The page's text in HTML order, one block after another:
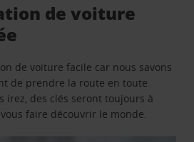
de voiture
de voiture facile car nous savons
de prendre la route en toute
irez, des clés seront toujours à
faire découvrir le monde.